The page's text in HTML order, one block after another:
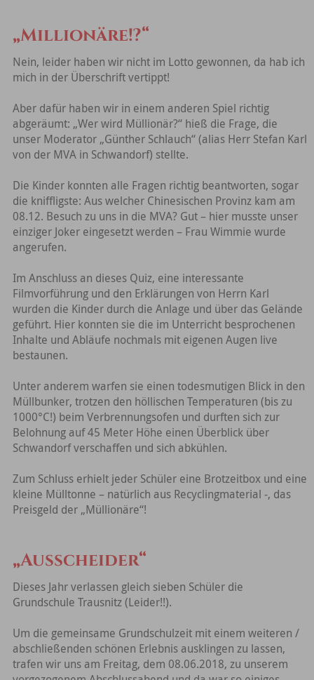
„Millionäre!?“
Nein, leider haben wir nicht im Lotto gewonnen, da hab ich
mich in der Überschrift vertippt!
Aber dafür haben wir in einem anderen Spiel richtig
abgeräumt: „Wer wird Müllionär?“ hieß die Frage, die
unser Moderator „Günther Schlauch“ (alias Herr Stefan Karl
von der MVA in Schwandorf) stellte.
Die Kinder konnten alle Fragen richtig beantworten, sogar
die kniffligste: Aus welcher Chinesischen Provinz kam am
08.12. Besuch zu uns in die MVA? Gut – hier musste unser
einziger Joker eingesetzt werden – Frau Wimmie wurde
angerufen.
Im Anschluss an dieses Quiz, eine interessante
Filmvorführung und den Erklärungen von Herrn Karl
wurden die Kinder durch die Anlage und über das Gelände
geführt. Hier konnten sie die im Unterricht besprochenen
Inhalte und Abläufe nochmals mit eigenen Augen live
bestaunen.
Unter anderem warfen sie einen todesmutigen Blick in den
Müllbunker, trotzen den höllischen Temperaturen (bis zu
1000°C!) beim Verbrennungsofen und durften sich zur
Belohnung auf 45 Meter Höhe einen Überblick über
Schwandorf verschaffen und sich abkühlen.
Zum Schluss erhielt jeder Schüler eine Brotzeitbox und eine
kleine Mülltonne – natürlich aus Recyclingmaterial -, das
Preisgeld der „Müllionäre“!
„Ausscheider“
Dieses Jahr verlassen gleich sieben Schüler die
Grundschule Trausnitz (Leider!!).
Um die gemeinsame Grundschulzeit mit einem weiteren /
abschließenden schönen Erlebnis ausklingen zu lassen,
trafen wir uns am Freitag, dem 08.06.2018, zu unserem